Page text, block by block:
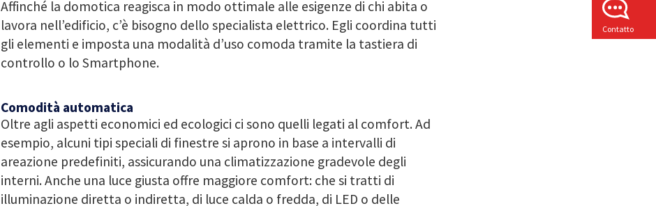
Contatto
Affinché la domotica reagisca in modo ottimale alle esigenze di chi abita o
lavora nell’edificio, c’è bisogno dello specialista elettrico. Egli coordina tutti
gli elementi e imposta una modalità d’uso comoda tramite la tastiera di
controllo o lo Smartphone.
Comodità automatica
Oltre agli aspetti economici ed ecologici ci sono quelli legati al comfort. Ad
esempio, alcuni tipi speciali di finestre si aprono in base a intervalli di
areazione predefiniti, assicurando una climatizzazione gradevole degli
interni. Anche una luce giusta offre maggiore comfort: che si tratti di
illuminazione diretta o indiretta, di luce calda o fredda, di LED o delle